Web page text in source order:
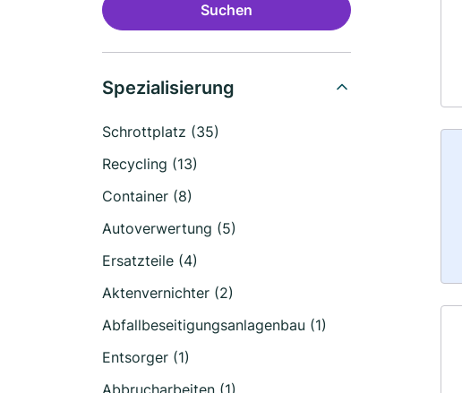
Suchen
Spezialisierung
Schrottplatz (35)
Recycling (13)
Container (8)
Autoverwertung (5)
Ersatzteile (4)
Aktenvernichter (2)
Abfallbeseitigungsanlagenbau (1)
Entsorger (1)
Abbrucharbeiten (1)